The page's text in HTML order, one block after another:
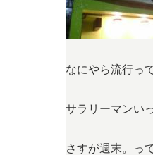
なにやら流行っ
サラリーマンい
さすが週末。っ